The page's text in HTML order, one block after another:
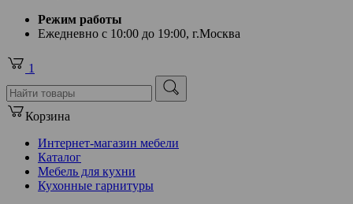
Режим работы
Ежедневно с 10:00 до 19:00, г.Москва
1
Корзина
Интернет-магазин мебели
Каталог
Мебель для кухни
Кухонные гарнитуры